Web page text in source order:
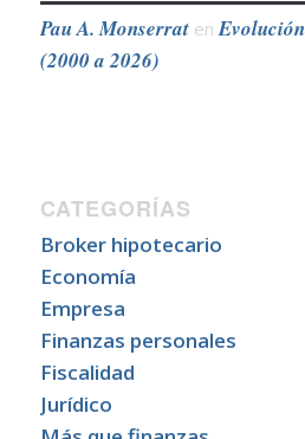
Pau A. Monserraten
(2000 a 2026)
CATEGORÍAS
Broker hipotecario
Economía
Empresa
Finanzas personales
Fiscalidad
Jurídico